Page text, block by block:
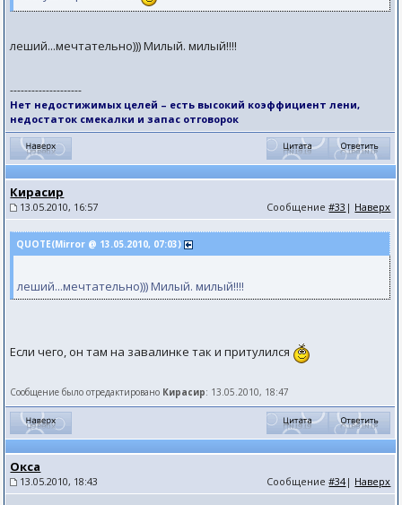
леший...мечтательно))) Милый. милый!!!!
--------------------
Нет недостижимых целей – есть высокий коэффициент лени,
недостаток смекалки и запас отговорок
Кирасир
13.05.2010, 16:57 Сообщение#33 | Наверх
QUOTE(Mirror @ 13.05.2010, 07:03)
леший...мечтательно))) Милый. милый!!!!
Если чего, он там на завалинке так и притулился
Сообщение было отредактировано Кирасир: 13.05.2010, 18:47
Окса
13.05.2010, 18:43 Сообщение#34| Наверх